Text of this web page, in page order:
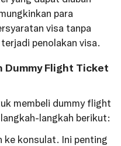
para
visa tanpa
penolakan visa.
Dummy Flight Ticket
membeli dummy flight
langkah berikut:
ke konsulat. Ini penting